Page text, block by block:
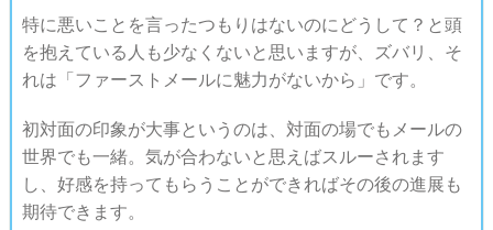
特に悪いことを言ったつもりはないのにどうして？と頭
を抱えている人も少なくないと思いますが、ズバリ、そ
れは「ファーストメールに魅力がないから」です。
初対面の印象が大事というのは、対面の場でもメールの
世界でも一緒。気が合わないと思えばスルーされます
し、好感を持ってもらうことができればその後の進展も
期待できます。